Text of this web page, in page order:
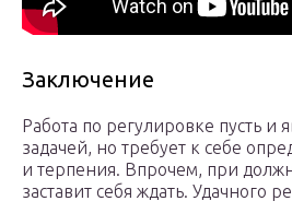
Заключение
Работа по регулировке пусть и
задачей, но требует к себе
и терпения. Впрочем, при
заставит себя ждать. Удачного